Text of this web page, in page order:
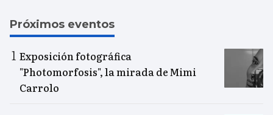
Próximos eventos
Exposición fotográfica
"Photomorfosis", la mirada de Mimi
Carrolo